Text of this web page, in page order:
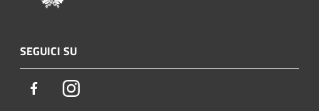
SEGUICI SU
FacebookInstagram